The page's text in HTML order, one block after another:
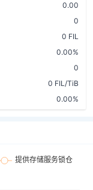
0.00
0
0 FIL
0.00%
0
0 FIL/TiB
0.00%